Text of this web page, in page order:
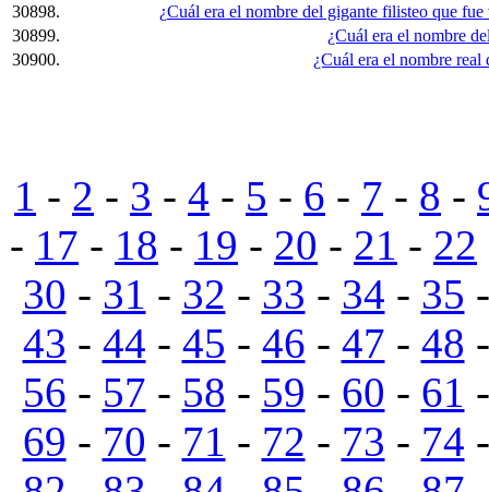
30898.
¿Cuál era el nombre del gigante filisteo que
30899.
¿Cuál era el nombre
30900.
¿Cuál era el nombre
1 - 2 - 3 - 4 - 5 - 6 - 7 - 8 -
- 17 - 18 - 19 - 20 - 21 - 22
30 - 31 - 32 - 33 - 34 - 35
43 - 44 - 45 - 46 - 47 - 48
56 - 57 - 58 - 59 - 60 - 61
69 - 70 - 71 - 72 - 73 - 74